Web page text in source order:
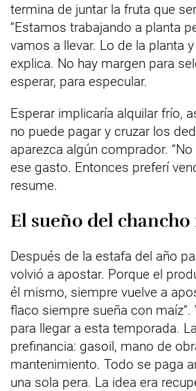
termina de juntar la fruta que
“Estamos trabajando a planta
vamos a llevar. Lo de la planta y
explica. No hay margen para
esperar, para especular.
Esperar implicaría alquilar frío,
no puede pagar y cruzar los
aparezca algún comprador.
ese gasto. Entonces preferí
resume.
El sueño del
Después de la estafa del año
volvió a apostar. Porque el
él mismo, siempre vuelve a
flaco siempre sueña con maíz”.
para llegar a esta temporada.
prefinancia: gasoil, mano de
mantenimiento. Todo se paga
una sola pera. La idea era